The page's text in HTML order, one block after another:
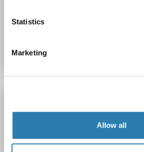
Statistics
Marketing
Allow all
N° du produit ABIN2043445
Cell Lysate, Tissue Homogenate